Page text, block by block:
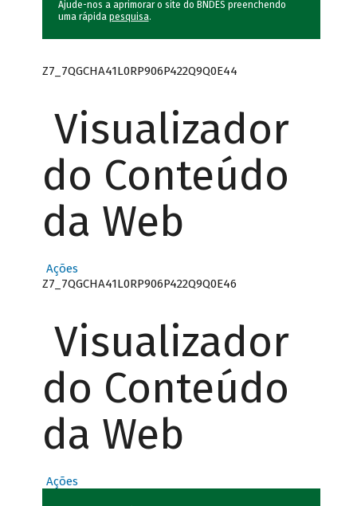
Ajude-nos a aprimorar o site do BNDES preenchendo
uma rápida pesquisa.
Z7_7QGCHA41L0RP906P422Q9Q0E44
Visualizador
do Conteúdo
da Web
Ações
Z7_7QGCHA41L0RP906P422Q9Q0E46
Visualizador
do Conteúdo
da Web
Ações